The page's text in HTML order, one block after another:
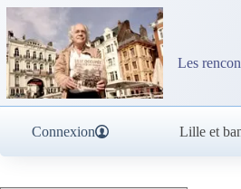
Passer
contenu
Les
Connexion Lille et